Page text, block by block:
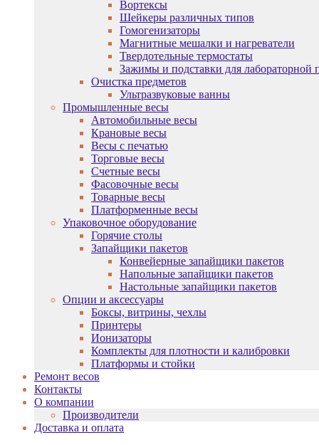
Вортексы
Шейкеры различных типов
Гомогенизаторы
Магнитные мешалки и нагреватели
Твердотельные термостаты
Зажимы и подставки для лабораторной
Очистка предметов
Ультразвуковые ванны
Промышленные весы
Автомобильные весы
Крановые весы
Весы с печатью
Торговые весы
Счетные весы
Фасовочные весы
Товарные весы
Платформенные весы
Упаковочное оборудование
Горячие столы
Запайщики пакетов
Конвейерные запайщики пакетов
Напольные запайщики пакетов
Настольные запайщики пакетов
Опции и аксессуары
Боксы, витрины, чехлы
Принтеры
Ионизаторы
Комплекты для плотности и калибровки
Платформы и стойки
Ремонт весов
Контакты
О компании
Производители
Доставка и оплата